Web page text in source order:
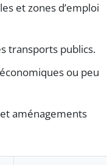
et zones d’emploi
transports publics.
ou peu
aménagements